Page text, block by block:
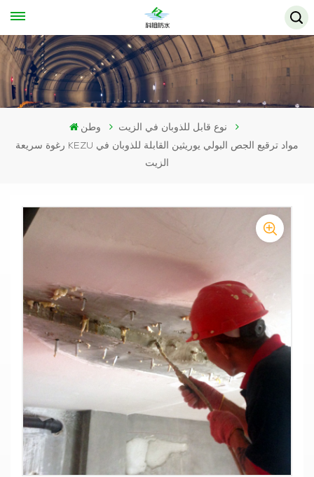
وطن
نوع قابل للذوبان في الزيت
رغوة سريعة KEZU مواد ترقيع الجص البولي يوريثين القابلة للذوبان في
الزيت